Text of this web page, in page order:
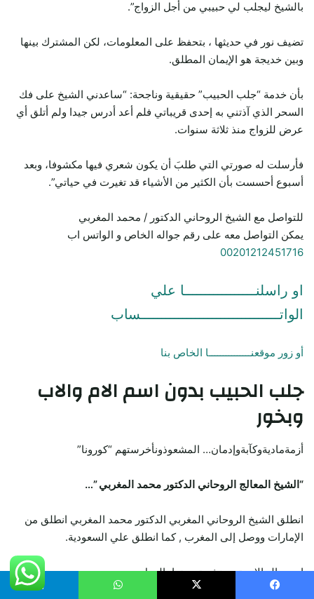
بالشيخ ليجلب لي حبيبي من أجل الزواج”.
تضيف نور في حديثها ، بتحفظ على المعلومات، لكن المشترك بينها
وبين خديجة هو الإيمان المطلق.
بأن خدمة “جلب الحبيب” حقيقية وناجحة: “ساعدني الشيخ على فك
السحر الذي آذتني به إحدى قريباتي فلم أعد أدرس جيدا ولم أتلق أي
عرض للزواج منذ ثلاثة سنوات.
فأرسلت له صورتي التي طلبَ أن يكون شعري فيها مكشوفا، وبعد
أسبوع أحسست بأن الكثير من الأشياء قد تغيرت في حياتي”.
للتواصل مع الشيخ الروحاني الدكتور / محمد المغربي
يمكن التواصل معه على رقم جواله الخاص و الواتس اب
00201212451716
او راسلنـــــــــــــــــا علي
الواتـــــــــــــــــــــــــــــــــساب
أو زور موقعنـــــــــــــــا الخاص بنا
جلب الحبيب بدون اسم الام والاب
وبخور
أزمةماديةوكآبةوإدمان… المشعوذونأخرستهم “كورونا”
“الشيخ المعالج الروحاني الدكتور محمد المغربي ”…
انطلق الشيخ الروحاني المغربي الدكتور محمد المغربي انطلق من
الإمارات ووصل إلى المغرب , كما انطلق علي السعودية.
احدي الحالات تريد نشر تجربتها بالعمل.